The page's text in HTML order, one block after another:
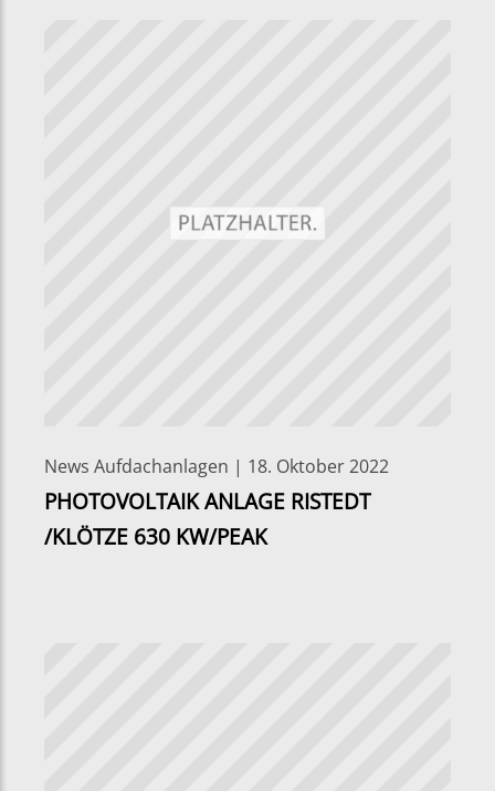
News Aufdachanlagen | 18. Oktober 2022
PHOTOVOLTAIK ANLAGE RISTEDT
/KLÖTZE 630 KW/PEAK